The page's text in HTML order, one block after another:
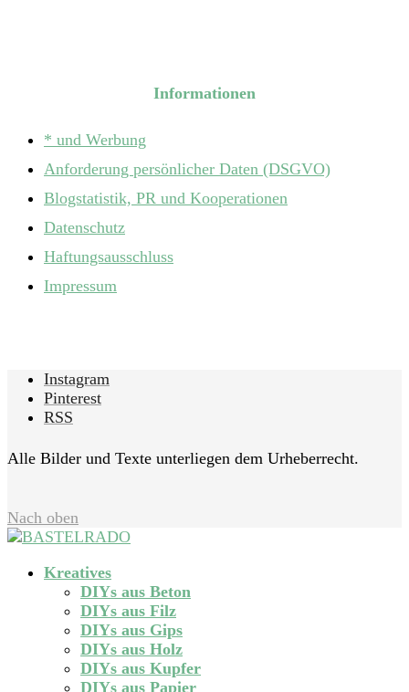
Informationen
* und Werbung
Anforderung persönlicher Daten (DSGVO)
Blogstatistik, PR und Kooperationen
Datenschutz
Haftungsausschluss
Impressum
Instagram
Pinterest
RSS
Alle Bilder und Texte unterliegen dem Urheberrecht.
Nach oben
Kreatives
DIYs aus Beton
DIYs aus Filz
DIYs aus Gips
DIYs aus Holz
DIYs aus Kupfer
DIYs aus Papier